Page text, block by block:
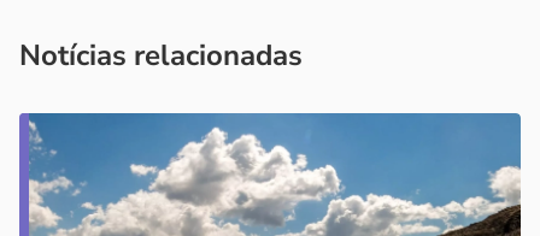
Notícias relacionadas